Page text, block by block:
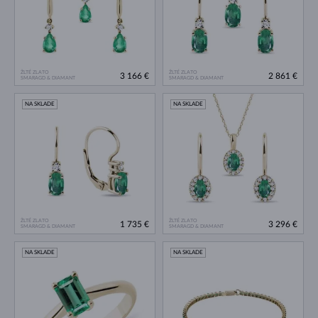
ŽLTÉ ZLATO
SMARAGD & DIAMANT
3 166 €
ŽLTÉ ZLATO
SMARAGD & DIAMANT
2 861 €
ŽLTÉ ZLATO
SMARAGD & DIAMANT
NA SKLADE
1 735 €
ŽLTÉ ZLATO
SMARAGD & DIAMANT
NA SKLADE
3 296 €
NA SKLADE NA SKLADE